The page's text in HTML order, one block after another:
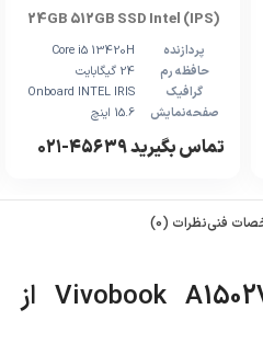
24GB 512GB SSD Intel (IPS)
پردازنده
Core i5 13420H
حافظه رم
24 گیگابایت
گرافیک
Onboard INTEL IRIS
صفحه‌نمایش
15.6 اینچ
تماس بگیرید ۴۵۶۳۹-۰۲۱
فنینظرات (0)
خرید لپ تاپ Vivobook A1502VA از